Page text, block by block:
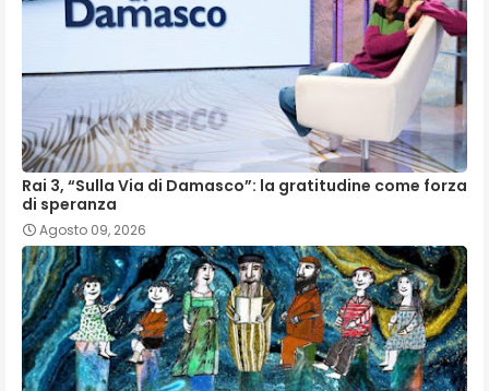
Rai 3, “Sulla Via di Damasco”: la gratitudine come forza
di speranza
Agosto 09, 2026